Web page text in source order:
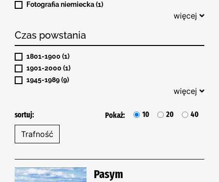
Fotografia niemiecka (1)
więcej
Czas powstania
1801-1900 (1)
1901-2000 (1)
1945-1989 (9)
więcej
sortuj: Pokaż: 10 20 40
Pasym